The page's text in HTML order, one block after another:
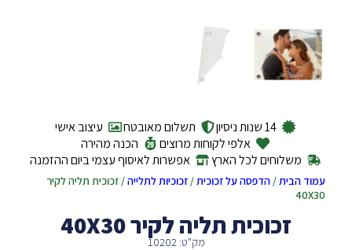
14 שנות ניסיון תשלום מאובטח
עיצוב אישי
אלפי לקוחות מרוצים
הכנה מהירה
משלוחים לכל הארץ
אפשרות לאיסוף עצמי ביום ההזמנה
עמוד הבית/הדפסה על זכוכית/זכוכיות לתלייה/ זכוכית תליה לקיר
40X30
זכוכית תליה לקיר 40X30
מק"ט: 10202